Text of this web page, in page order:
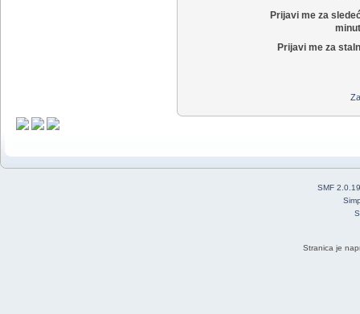
Prijavi me za
Prijavi me za
SMF 2.0.19
Stranica je